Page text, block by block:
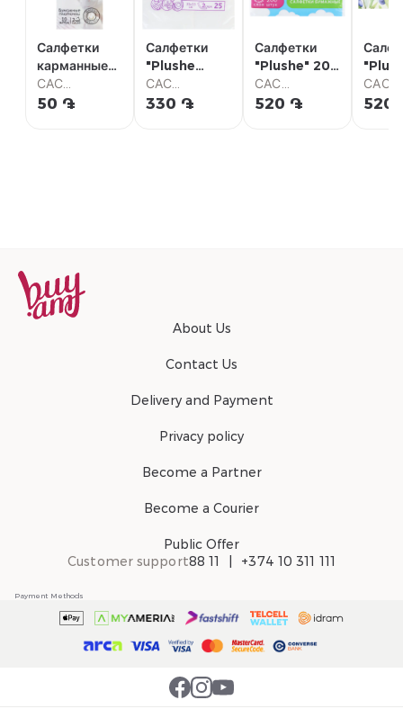
Салфетки
карманные
"Plushe" 10
шт
САС
Супермаркет
50 ֏
Салфетки
"Plushe
Premium
Carre" 25 шт
САС
Супермаркет
330 ֏
Салфетки
"Plushe" 200
шт
САС
Супермаркет
520 ֏
САС
520
About Us
Contact Us
Delivery and Payment
Privacy policy
Become a Partner
Become a Courier
Public Offer
Customer support88 11 +374 10 311 111
Payment Methods